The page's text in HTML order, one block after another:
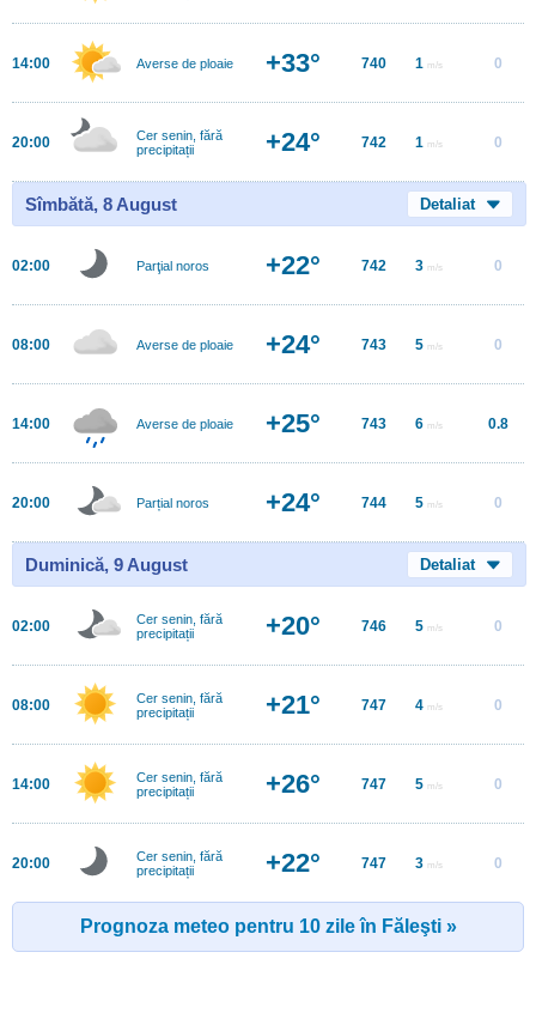
14:00 Averse de ploaie +33° 740 1 m/s 0
20:00
Cer senin, fără
precipitații
+24° 742 1 m/s 0
Sîmbătă, 8 August Detaliat
02:00 Parţial noros +22° 742 3 m/s 0
08:00 Averse de ploaie +24° 743 5 m/s 0
14:00 Averse de ploaie +25° 743 6 m/s 0.8
20:00 Parțial noros +24° 744 5 m/s 0
Duminică, 9 August Detaliat
02:00
Cer senin, fără
precipitații
+20° 746 5 m/s 0
08:00
Cer senin, fără
precipitații
+21° 747 4 m/s 0
14:00
Cer senin, fără
precipitații
+26° 747 5 m/s 0
20:00
Cer senin, fără
precipitații
+22° 747 3 m/s 0
Prognoza meteo pentru 10 zile în Făleşti »